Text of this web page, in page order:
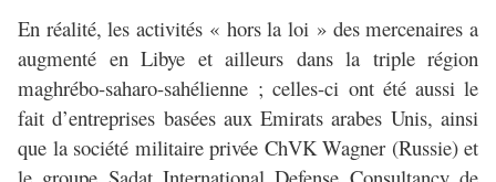
En réalité, les activités « hors la loi » des mercenaires a
augmenté en Libye et ailleurs dans la triple région
maghrébo-saharo-sahélienne ; celles-ci ont été aussi le
fait d’entreprises basées aux Emirats arabes Unis, ainsi
que la société militaire privée ChVK Wagner (Russie) et